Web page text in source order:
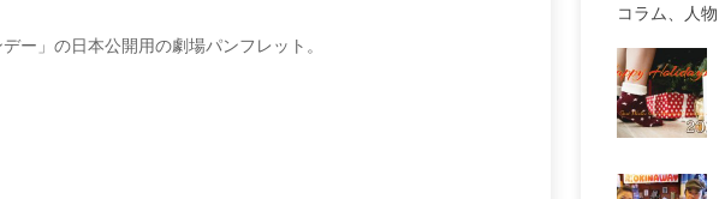
ー」の日本公開用の劇場パンフレット。
コラム、人物